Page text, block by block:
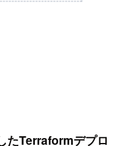
たTerraformデプロ